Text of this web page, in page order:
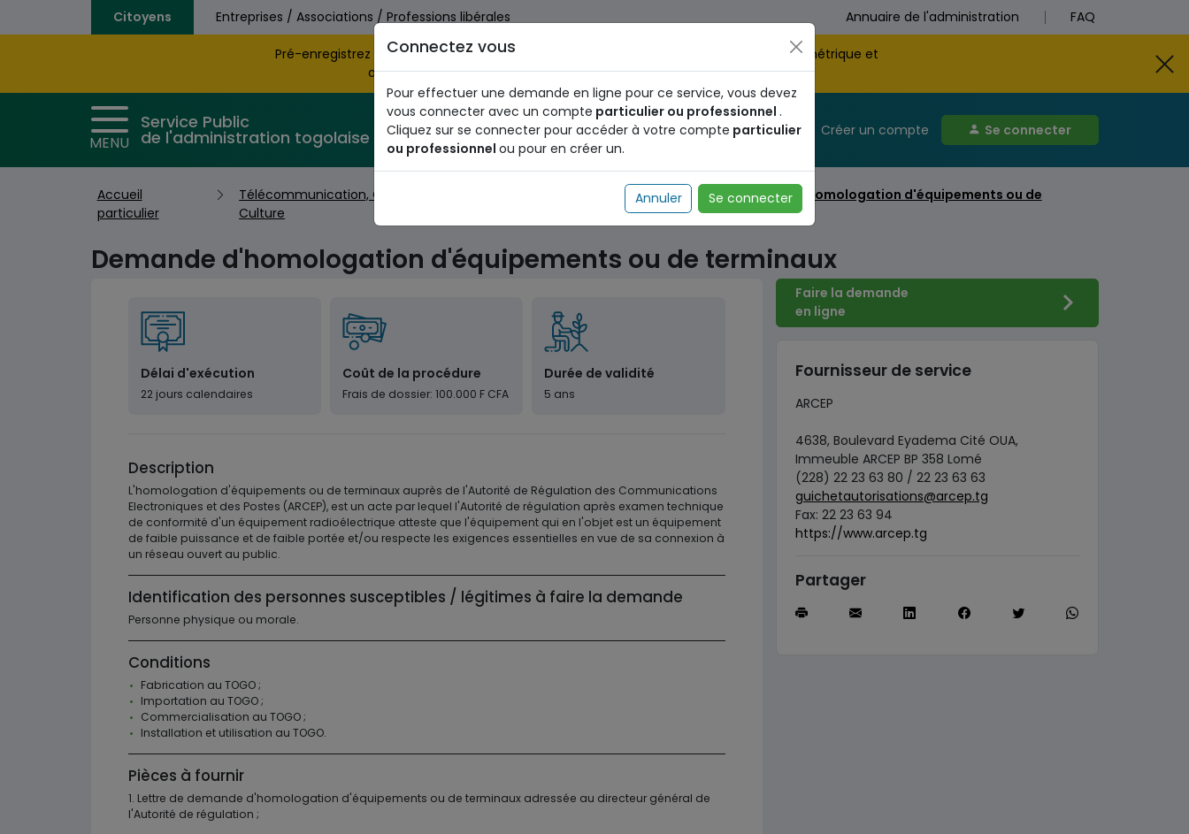
Aller au contenu principal
Citoyens Entreprises / Associations / Professions libérales Annuaire de l'administration FAQ
Pré-enregistrez vous dès maintenant pour le programme national d'identification biométrique et
obtenez votre Numéro d'Identification Unique (NIU) en cliquantICI.
MENU
Service Public
de l'administration togolaise Créer un compte Se connecter
Accueil
particulier
Télécommunication, Communication et
Culture
Télécommunication
Demande d'homologation d'équipements ou de
terminaux
Demande d'homologation d'équipements ou de terminaux
Délai d'exécution
22 jours calendaires
Coût de la procédure
Frais de dossier: 100.000 F CFA
Durée de validité
5 ans
Description
L'homologation d'équipements ou de terminaux auprès de l'Autorité de Régulation des Communications
Electroniques et des Postes (ARCEP), est un acte par lequel l'Autorité de régulation après examen technique
de conformité d'un équipement radioélectrique atteste que l'équipement qui en l'objet est un équipement
de faible puissance et de faible portée et/ou respecte les exigences essentielles en vue de sa connexion à
un réseau ouvert au public.
Identification des personnes susceptibles / légitimes à faire la demande
Personne physique ou morale.
Conditions
Fabrication au TOGO ;
Importation au TOGO ;
Commercialisation au TOGO ;
Installation et utilisation au TOGO.
Pièces à fournir
1. Lettre de demande d'homologation d'équipements ou de terminaux adressée au directeur général de
l'Autorité de régulation ;
Faire la demande
en ligne
Fournisseur de service
ARCEP
4638, Boulevard Eyadema Cité OUA,
Immeuble ARCEP BP 358 Lomé
(228) 22 23 63 80 / 22 23 63 63
guichetautorisations@arcep.tg
Fax: 22 23 63 94
https://www.arcep.tg
Partager
Connectez vous
Pour effectuer une demande en ligne pour ce service, vous devez
vous connecter avec un compte particulier ou professionnel .
Cliquez sur se connecter pour accéder à votre compte particulier
ou professionnel ou pour en créer un.
Annuler Se connecter